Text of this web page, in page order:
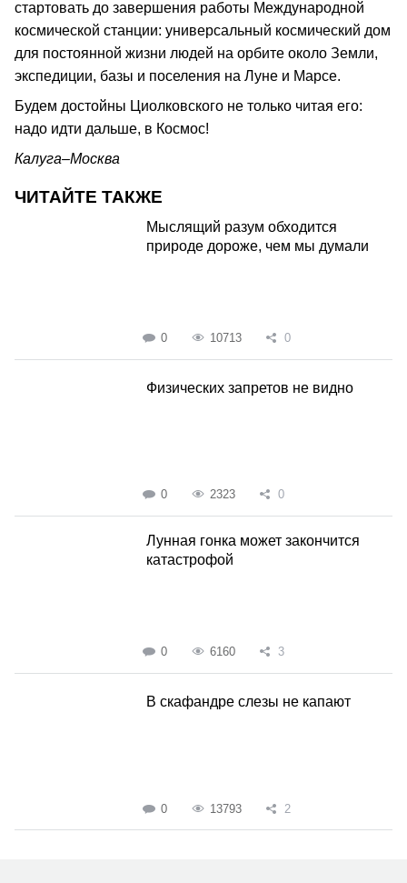
стартовать до завершения работы Международной
космической станции: универсальный космический дом
для постоянной жизни людей на орбите около Земли,
экспедиции, базы и поселения на Луне и Марсе.
Будем достойны Циолковского не только читая его:
надо идти дальше, в Космос!
Калуга–Москва
ЧИТАЙТЕ ТАКЖЕ
Мыслящий разум обходится
природе дороже, чем мы думали
0 10713 0
Физических запретов не видно
0 2323 0
Лунная гонка может закончится
катастрофой
0 6160 3
В скафандре слезы не капают
0 13793 2